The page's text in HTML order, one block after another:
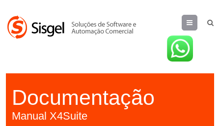
Menu
Documentação
Manual X4Suite